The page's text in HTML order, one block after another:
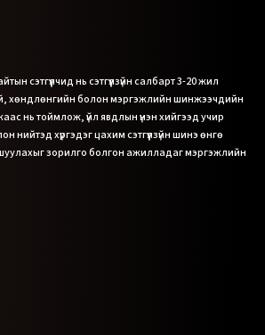
сэтгүүлчид нь сэтгүүлзүйн салбарт 3-20 жил
хөндлөнгийн болон мэргэжлийн шинжээчдийн
нь тоймлож, үйл явдлын үнэн хийгээд учир
нийтэд хүргэдэг цахим сэтгүүлзүйн шинэ өнгө
зорилго болгон ажилладаг мэргэжлийн